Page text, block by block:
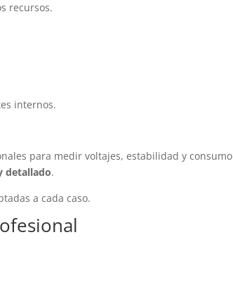
recursos.
internos.
para medir voltajes, estabilidad y consumo
detallado.
a cada caso.